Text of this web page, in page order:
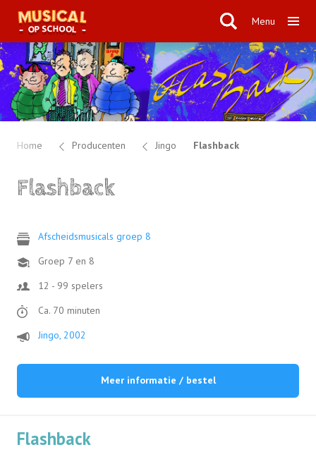
Menu
Home Producenten Jingo Flashback
Flashback
Afscheidsmusicals groep 8
Groep 7 en 8
12 - 99 spelers
Ca. 70 minuten
Jingo, 2002
Meer informatie / bestel
Flashback